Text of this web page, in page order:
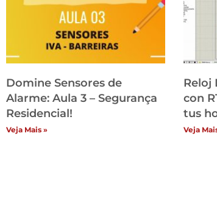
Domine Sensores de
Alarme: Aula 3 – Segurança
Residencial!
Veja Mais »
Reloj
con
tus
Veja